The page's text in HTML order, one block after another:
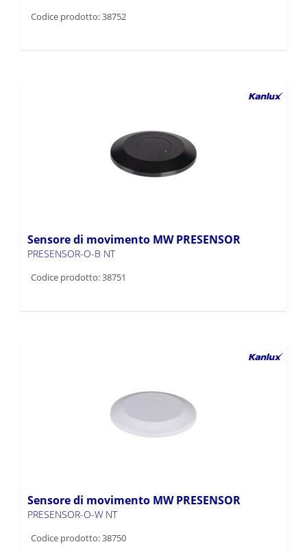
Codice prodotto: 38752
Sensore di movimento MW PRESENSOR
PRESENSOR-O-B NT
Codice prodotto: 38751
Sensore di movimento MW PRESENSOR
PRESENSOR-O-W NT
Codice prodotto: 38750